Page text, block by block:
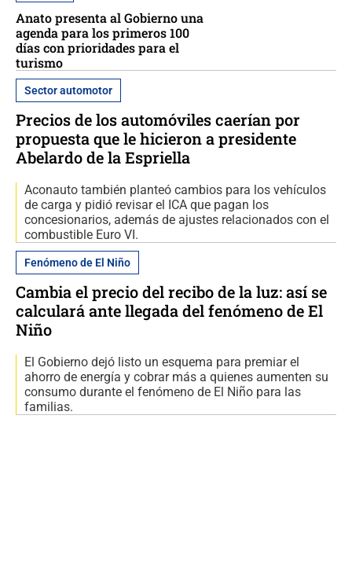
Anato presenta al Gobierno una
agenda para los primeros 100
días con prioridades para el
turismo
Sector automotor
Precios de los automóviles caerían por
propuesta que le hicieron a presidente
Abelardo de la Espriella
Aconauto también planteó cambios para los vehículos
de carga y pidió revisar el ICA que pagan los
concesionarios, además de ajustes relacionados con el
combustible Euro VI.
Fenómeno de El Niño
Cambia el precio del recibo de la luz: así se
calculará ante llegada del fenómeno de El
Niño
El Gobierno dejó listo un esquema para premiar el
ahorro de energía y cobrar más a quienes aumenten su
consumo durante el fenómeno de El Niño para las
familias.